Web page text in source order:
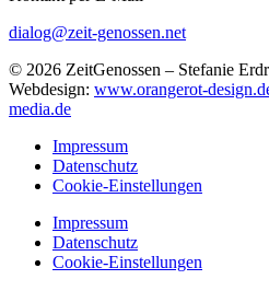
dialog@zeit-genossen.net
© 2026 ZeitGenossen – Stefanie
Webdesign: www.orangerot-
media.de
Impressum
Datenschutz
Cookie-Einstellungen
Impressum
Datenschutz
Cookie-Einstellungen